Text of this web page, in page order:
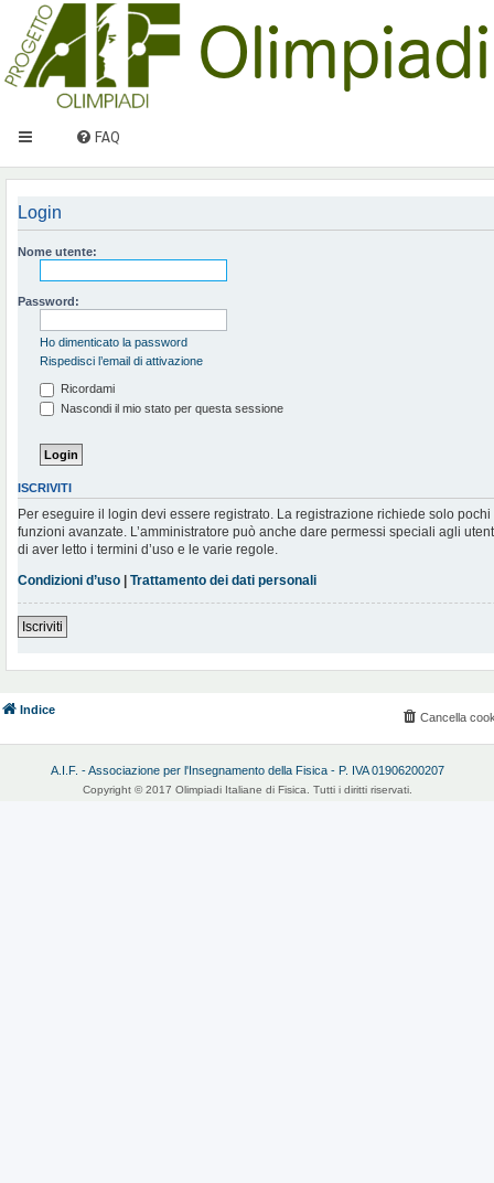
FAQ
Login
Nome utente:
Password:
Ho dimenticato la password
Rispedisci l’email di attivazione
Ricordami
Nascondi il mio stato per questa sessione
ISCRIVITI
Per eseguire il login devi essere registrato. La registrazione richiede solo
funzioni avanzate. L’amministratore può anche dare permessi speciali agli
di aver letto i termini d’uso e le varie regole.
Condizioni d’uso | Trattamento dei dati personali
Iscriviti
Indice
Cancella
A.I.F. - Associazione per l'Insegnamento della Fisica - P. IVA 01906200207
Copyright © 2017 Olimpiadi Italiane di Fisica. Tutti i diritti riservati.